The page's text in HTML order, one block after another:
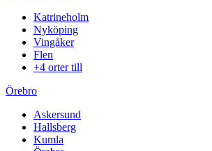
Katrineholm
Nyköping
Vingåker
Flen
+4 orter till
Örebro
Askersund
Hallsberg
Kumla